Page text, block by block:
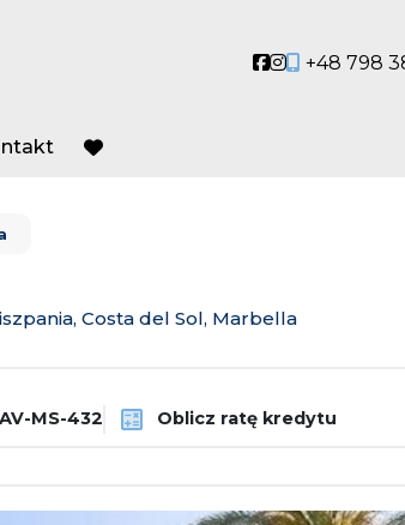
Social link
Social link
+48 798
favorite
Costa del Sol, Marbella
MS-432 Oblicz ratę kredytu